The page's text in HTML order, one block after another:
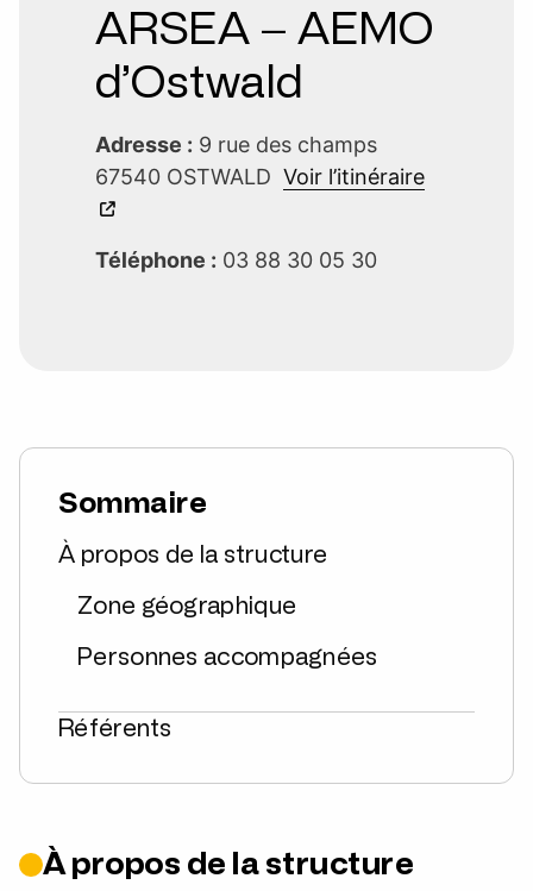
ARSEA – AEMO
d’Ostwald
Adresse : 9 rue des champs
67540 OSTWALD Voir l’itinéraire
Téléphone : 03 88 30 05 30
Sommaire
À propos de la structure
Zone géographique
Personnes accompagnées
Référents
À propos de la structure